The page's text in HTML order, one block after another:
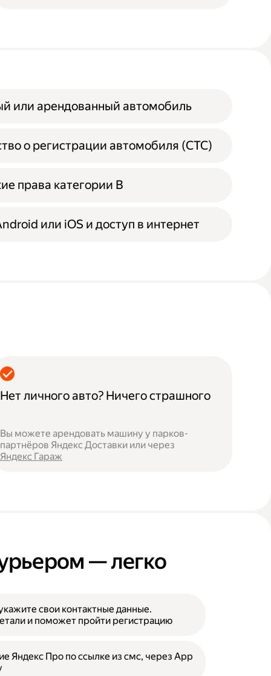
или арендованный автомобиль
о регистрации автомобиля (СТС)
права категории B
или iOS и доступ в интернет
Нет личного авто? Ничего страшного
Вы можете арендовать машину у парков-
партнёров Яндекс Доставки или через
Яндекс Гараж
— легко
свои контактные данные.
и поможет пройти регистрацию
Яндекс Про по ссылке из смс, через App